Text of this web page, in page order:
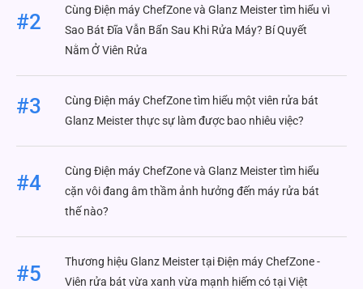
#2
Cùng Điện máy ChefZone và Glanz Meister tìm hiểu vì
Sao Bát Đĩa Vẫn Bẩn Sau Khi Rửa Máy? Bí Quyết
Nằm Ở Viên Rửa
#3
Cùng Điện máy ChefZone tìm hiểu một viên rửa bát
Glanz Meister thực sự làm được bao nhiêu việc?
#4
Cùng Điện máy ChefZone và Glanz Meister tìm hiểu
cặn vôi đang âm thầm ảnh hưởng đến máy rửa bát
thế nào?
#5
Thương hiệu Glanz Meister tại Điện máy ChefZone -
Viên rửa bát vừa xanh vừa mạnh hiếm có tại Việt